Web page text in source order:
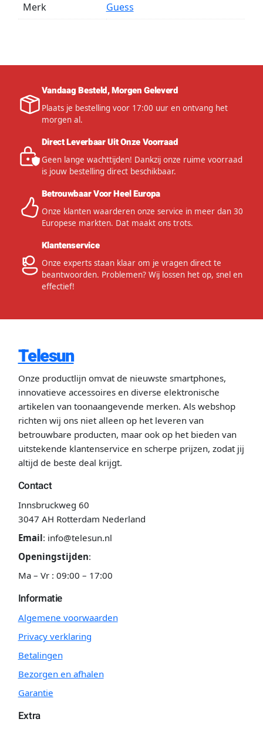
Merk Guess
Vandaag Besteld, Morgen Geleverd
Plaats je bestelling voor 17:00 uur en ontvang het
morgen al.
Direct Leverbaar Uit Onze Voorraad
Geen lange wachttijden! Dankzij onze ruime voorraad
is jouw bestelling direct beschikbaar.
Betrouwbaar Voor Heel Europa
Onze klanten waarderen onze service in meer dan 30
Europese markten. Dat maakt ons trots.
Klantenservice
Onze experts staan klaar om je vragen direct te
beantwoorden. Problemen? Wij lossen het op, snel en
effectief!
Telesun
Onze productlijn omvat de nieuwste smartphones,
innovatieve accessoires en diverse elektronische
artikelen van toonaangevende merken. Als webshop
richten wij ons niet alleen op het leveren van
betrouwbare producten, maar ook op het bieden van
uitstekende klantenservice en scherpe prijzen, zodat jij
altijd de beste deal krijgt.
Contact
Innsbruckweg 60
3047 AH Rotterdam Nederland
Email: info@telesun.nl
Openingstijden:
Ma – Vr : 09:00 – 17:00
Informatie
Algemene voorwaarden
Privacy verklaring
Betalingen
Bezorgen en afhalen
Garantie
Extra